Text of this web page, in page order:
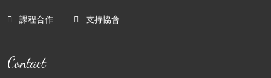
課程合作 支持協會
Contact